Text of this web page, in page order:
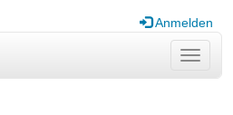
Anmelden
ein-/